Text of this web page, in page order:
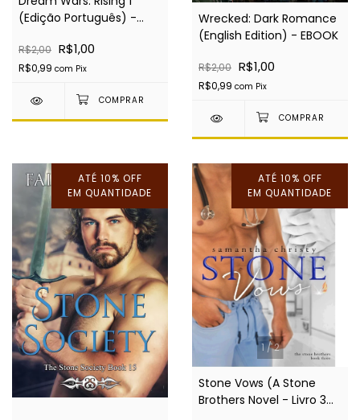
(Edição Português) -
R$2,00 R$1,00
R$0,99 com Pix
Wrecked: Dark Romance
(English Edition) - EBOOK
R$2,00 R$1,00
R$0,99 com Pix
ATÉ 10% OFF
EM QUANTIDADE
1/2
ATÉ 10% OFF
EM QUANTIDADE
Stone Vows (A Stone
Brothers Novel - Livro 3